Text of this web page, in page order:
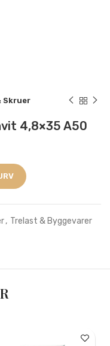
Skruer
4,8×35 A50
, Trelast & Byggevarer